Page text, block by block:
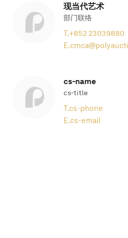
现当代艺术
部门联络
T.+852 23039880
E.
cs-name
cs-title
T.cs-phone
E.cs-email